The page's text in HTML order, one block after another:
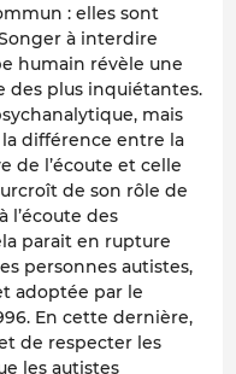
: elles sont
à interdire
humain révèle une
des plus inquiétantes.
mais
différence entre la
de l’écoute et celle
de son rôle de
l’écoute des
parait en rupture
personnes autistes,
adoptée par le
En cette dernière,
de respecter les
les autistes